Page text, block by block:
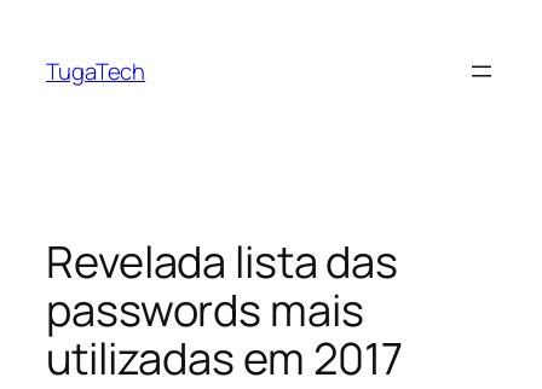
TugaTech
Revelada lista das
passwords mais
utilizadas em 2017